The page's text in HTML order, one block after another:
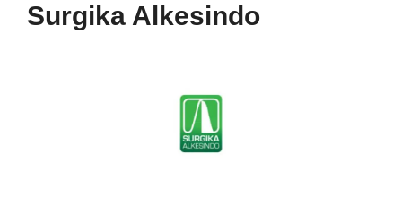
Surgika Alkesindo